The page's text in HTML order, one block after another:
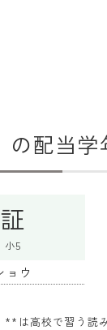
の配当学
証
小5
ョウ
は高校で習う読